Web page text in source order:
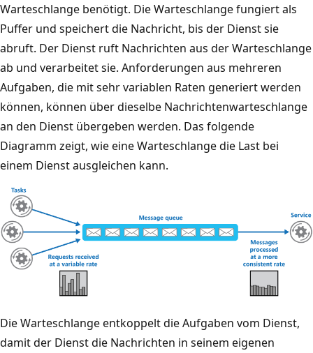
Warteschlange benötigt. Die Warteschlange fungiert als
Puffer und speichert die Nachricht, bis der Dienst sie
abruft. Der Dienst ruft Nachrichten aus der Warteschlange
ab und verarbeitet sie. Anforderungen aus mehreren
Aufgaben, die mit sehr variablen Raten generiert werden
können, können über dieselbe Nachrichtenwarteschlange
an den Dienst übergeben werden. Das folgende
Diagramm zeigt, wie eine Warteschlange die Last bei
einem Dienst ausgleichen kann.
D
a
Die Warteschlange entkoppelt die Aufgaben vom Dienst,
damit der Dienst die Nachrichten in seinem eigenen